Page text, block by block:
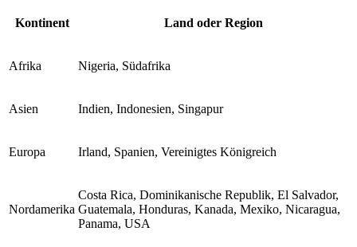
Kontinent Land oder Region
Afrika Nigeria, Südafrika
Asien Indien, Indonesien, Singapur
Europa Irland, Spanien, Vereinigtes Königreich
Nordamerika
Costa Rica, Dominikanische Republik, El Salvador,
Guatemala, Honduras, Kanada, Mexiko, Nicaragua,
Panama, USA